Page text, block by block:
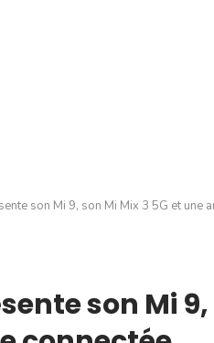
son Mi 9, son Mi Mix 3 5G et une
son Mi